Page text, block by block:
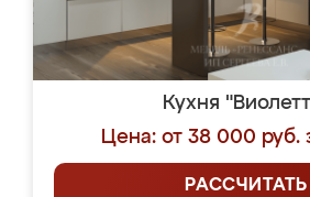
Кухня
Цена: от 38 000 руб.
РАССЧИТАТЬ